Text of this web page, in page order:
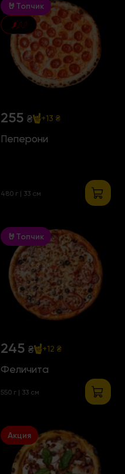
🤘Топчик
255 ₴ +13 ₴
Пеперони
480 г | 33 см
🤘Топчик
245 ₴ +12 ₴
Феличита
550 г | 33 см
Акция